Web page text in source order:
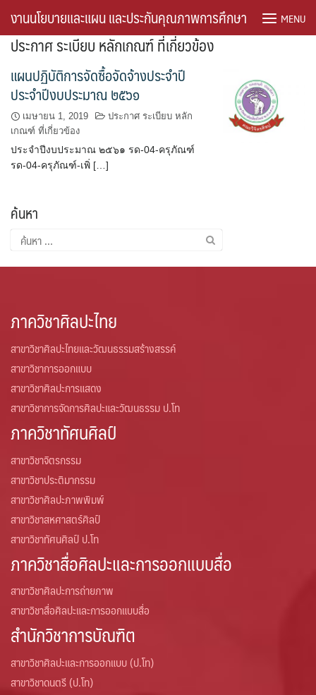
content
#762 (ไม่มีชื่อ)
register
คู่มือ/เกณฑ์/ระเบียบ
คู่มือการปฏิบัติงาน
งบประมาณ
ติดต่อเรา
บุคคลากร
หน่วยงบประมาณและอัตรากำลัง
หน่วยพัฒนาคุณภาพองค์กร
หน่วยวางแผนและพัฒนา
หน่วยเทคโนโลยีสารสนเทศและการสื่อสารองค์กร
หน้าแรก
แผน
แผนบริหารความเสี่ยง
แผนยุทธศาสตร์
โครงสร้าง
โครงสร้างองค์กร
งานนโยบายและแผน และประกันคุณภาพการศึกษา MENU
ประกาศ ระเบียบ หลักเกณฑ์ ที่เกี่ยวข้อง
แผนปฏิบัติการจัดซื้อจัดจ้างประจำปี
ประจำปีงบประมาณ ๒๕๖๑
เมษายน 1, 2019
ประกาศ ระเบียบ หลัก
เกณฑ์ ที่เกี่ยวข้อง
ประจำปีงบประมาณ ๒๕๖๑ รด-04-ครุภัณฑ์
รด-04-ครุภัณฑ์-เพิ่ […]
ค้นหา
ค้นหา
สำหรับ:
ภาควิชาศิลปะไทย
สาขาวิชาศิลปะไทยและวัฒนธรรมสร้างสรรค์
สาขาวิชาการออกแบบ
สาขาวิชาศิลปะการแสดง
สาขาวิชาการจัดการศิลปะและวัฒนธรรม ป.โท
ภาควิชาทัศนศิลป์
สาขาวิชาจิตรกรรม
สาขาวิชาประติมากรรม
สาขาวิชาศิลปะภาพพิมพ์
สาขาวิชาสหศาสตร์ศิลป์
สาขาวิชาทัศนศิลป์ ป.โท
ภาควิชาสื่อศิลปะและการออกแบบสื่อ
สาขาวิชาศิลปะการถ่ายภาพ
สาขาวิชาสื่อศิลปะและการออกแบบสื่อ
สำนักวิชาการบัณฑิต
สาขาวิชาศิลปะและการออกแบบ (ป.โท)
สาขาวิชาดนตรี (ป.โท)